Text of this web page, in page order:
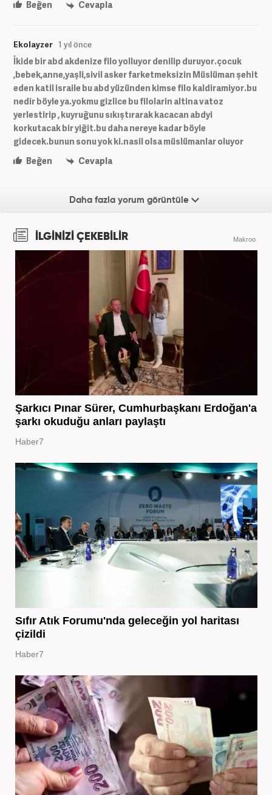
Beğen Cevapla
Ekolayzer 1 yıl önce
İkide bir abd akdenize filo yolluyor denilip duruyor.çocuk
,bebek,anne,yaşli,sivil asker farketmeksizin Müslüman şehit
eden katil israile bu abd yüzünden kimse filo kaldiramiyor.bu
nedir böyle ya.yokmu gizlice bu filolarin altina vatoz
yerlestirip , kuyruğunu sıkıştırarak kacacan abdyi
korkutacak bir yiğit.bu daha nereye kadar böyle
gidecek.bunun sonu yok ki.nasil olsa müslümanlar oluyor
Beğen
Cevapla
Daha fazla yorum görüntüle
İLGİNİZİ ÇEKEBİLİR Makroo
Şarkıcı Pınar Sürer, Cumhurbaşkanı Erdoğan'a
şarkı okuduğu anları paylaştı
Haber7
Sıfır Atık Forumu'nda geleceğin yol haritası
çizildi
Haber7